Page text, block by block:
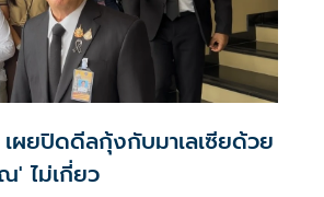
เผยปิดดีลกุ้งกับมาเลเซียด้วย
' ไม่เกี่ยว